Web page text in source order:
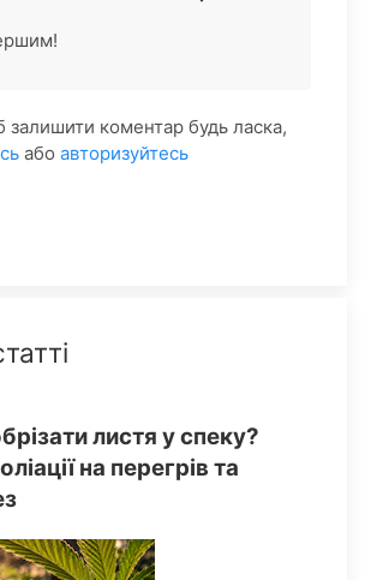
залишити коментар будь ласка,
або авторизуйтесь
листя у спеку?
на перегрів та